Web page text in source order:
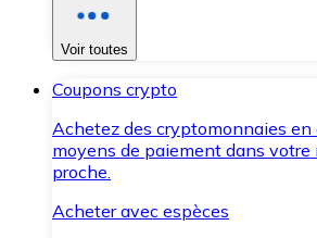
Voir toutes
Coupons crypto
Achetez des cryptomonnaies en
moyens de paiement dans votre
proche.
Acheter avec espèces